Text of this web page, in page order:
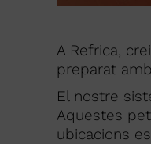
A Refrica,
preparat
El nostre
Aquestes
ubicacions